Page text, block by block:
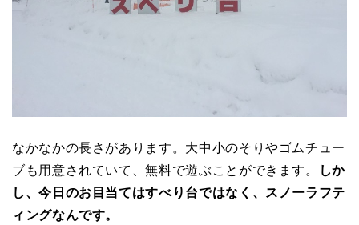
なかなかの長さがあります。大中小のそりやゴムチュー
ブも用意されていて、無料で遊ぶことができます。
しか
し、今日のお目当てはすべり台ではなく、スノーラフテ
ィングなんです。